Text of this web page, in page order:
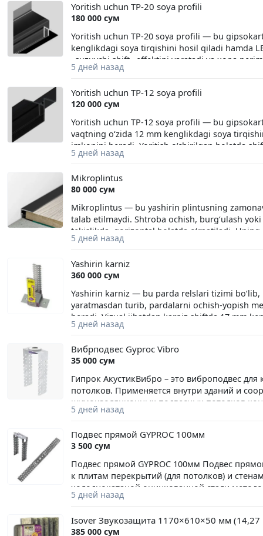
Yoritish uchun TP-20 soya profili
180 000 сум
Yoritish uchun TP-20 soya profili — bu
kenglikdagi soya tirqishini hosil qiladi hamda
«suzuvchi shift» effektini yaratadi va xona
xususiyatlari • Material: alyuminiy. • Soya
turiga qarab qora yoki oq. Afzalliklari • 20 mm
uchun LED tasma va diffuzor o‘rnatish
effektini yaratadi. • Shiftni demontaj
osonlashtiradi. • Mustahkamlangan alyuminiy
5 дней назад
Yoritish uchun TP-12 soya profili
120 000 сум
Yoritish uchun TP-12 soya profili — bu
vaqtning o‘zida 12 mm kenglikdagi soya
imkonini beradi. Yoritish o‘chirilgan holatda
esa «suzuvchi shift» effekti hosil bo‘ladi.
Alyuminiy qalinligi: 1,3 mm. • Rangi: qora muar
mumkin. Afzalliklari • Shiftning devor bilan
tarqatuvchi (diffuzor) o‘rnatish imkonini beradi.
qiladi. • Soya tirqishi shiftni demontaj
beradi. • Tayyor profil geometriyasi tufayli tez
5 дней назад
Mikroplintus
80 000 сум
Mikroplintus — bu yashirin plintusning
talab etilmaydi. Shtroba ochish, burg‘ulash
tekislikda, gorizontal holatda o‘rnatiladi.
bo‘shliqni yashirishdir. Qulfli pol qoplamalari
5 дней назад
Yashirin karniz
360 000 сум
Yashirin karniz — bu parda relslari tizimi bo‘lib,
yaratmasdan turib, pardalarni ochish-yopish
beradi. Vizual jihatdan karniz shiftda 17 mm
pardalarni mahkamlash uchun ilgaklar
5 дней назад
Вибрподвес Gyproc Vibro
35 000 сум
Гипрок АкустикВибро – это виброподвес
потолков. Применяется внутри зданий и
шумоизоляционных подвесных потолков
5 дней назад
Подвес прямой GYPROC 100мм
3 500 сум
Подвес прямой GYPROC 100мм Подвес
к плитам перекрытий (для потолков) и
холоднокатаной оцинкованной стали
сертифицированных систем Гипрок и
Gyproc к базовым основаниям. •
5 дней назад
Isover Звукозащита 1170×610×50 мм (14,27
385 000 сум